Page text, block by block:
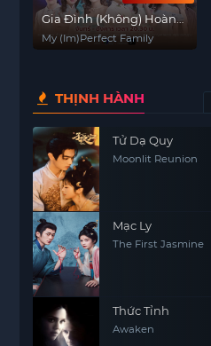
Gia Đình (Không) Hoàn
Hảo Của Tôi
My (Im)Perfect Family
THỊNH HÀNH
Tử Dạ Quy
Moonlit Reunion
Mạc Ly
The First Jasmine
Thức Tỉnh
Awaken